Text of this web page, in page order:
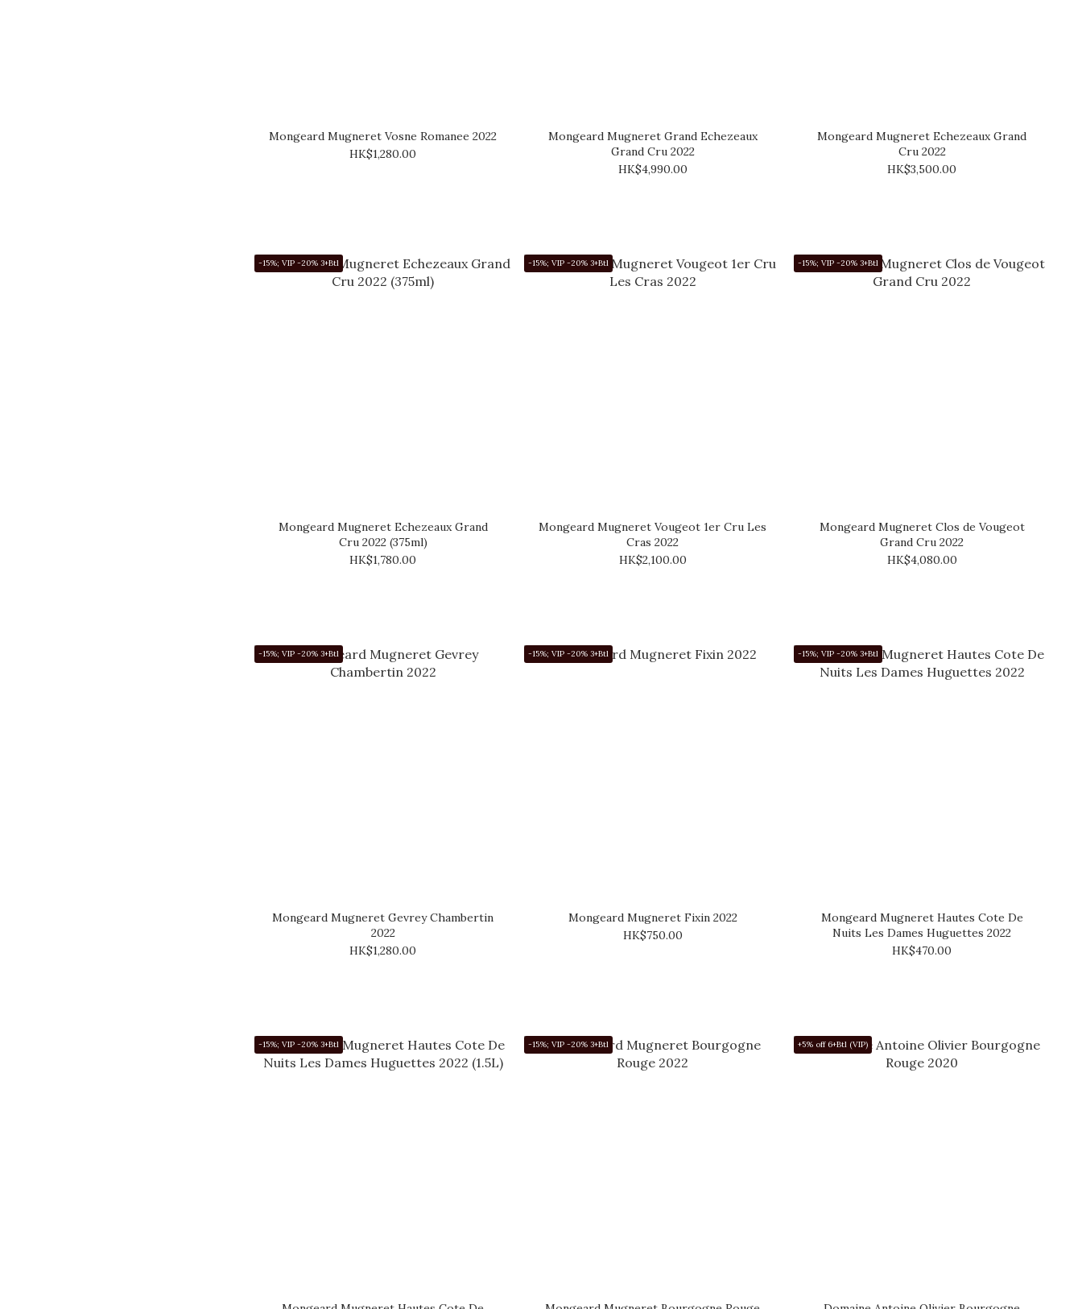
Mongeard Mugneret Vosne Romanee 2022
HK$1,280.00
Mongeard Mugneret Grand Echezeaux
Grand Cru 2022
HK$4,990.00
Mongeard Mugneret Echezeaux Grand
Cru 2022
HK$3,500.00
-15%; VIP -20% 3+Btl
Mongeard Mugneret Echezeaux Grand
Cru 2022 (375ml)
HK$1,780.00
-15%; VIP -20% 3+Btl
Mongeard Mugneret Vougeot 1er Cru Les
Cras 2022
HK$2,100.00
-15%; VIP -20% 3+Btl
Mongeard Mugneret Clos de Vougeot
Grand Cru 2022
HK$4,080.00
-15%; VIP -20% 3+Btl
Mongeard Mugneret Gevrey Chambertin
2022
HK$1,280.00
-15%; VIP -20% 3+Btl
Mongeard Mugneret Fixin 2022
HK$750.00
-15%; VIP -20% 3+Btl
Mongeard Mugneret Hautes Cote De
Nuits Les Dames Huguettes 2022
HK$470.00
-15%; VIP -20% 3+Btl -15%; VIP -20% 3+Btl +5% off 6+Btl (VIP)